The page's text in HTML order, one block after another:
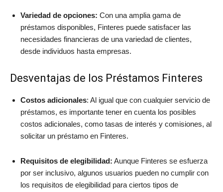
Variedad de opciones: Con una amplia gama de
préstamos disponibles, Finteres puede satisfacer las
necesidades financieras de una variedad de clientes,
desde individuos hasta empresas.
Desventajas de los Préstamos Finteres
Costos adicionales: Al igual que con cualquier servicio de
préstamos, es importante tener en cuenta los posibles
costos adicionales, como tasas de interés y comisiones, al
solicitar un préstamo en Finteres.
Requisitos de elegibilidad: Aunque Finteres se esfuerza
por ser inclusivo, algunos usuarios pueden no cumplir con
los requisitos de elegibilidad para ciertos tipos de